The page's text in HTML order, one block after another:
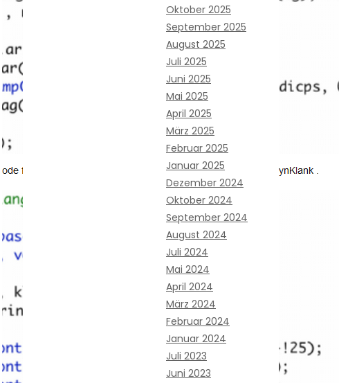
Oktober 2025
September 2025
August 2025
Juli 2025
Juni 2025
Mai 2025
April 2025
März 2025
Februar 2025
Januar 2025
Dezember 2024
Oktober 2024
September 2024
August 2024
Juli 2024
Mai 2024
April 2024
März 2024
Februar 2024
Januar 2024
Juli 2023
Juni 2023